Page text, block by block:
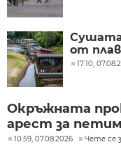
Сушата
от
17:10,
Окръжната
арест за
10:59, 07.08.2026 Чете се